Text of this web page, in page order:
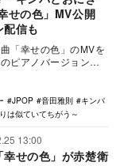
せの色」MV公開
配信も
「幸せの色」のMVを
ピアノバージョンを
本楽曲は、赤楚衛二
JPOP 音田雅則
キンパ
は似ていてちがう～
13:00
せの色」が赤楚衛